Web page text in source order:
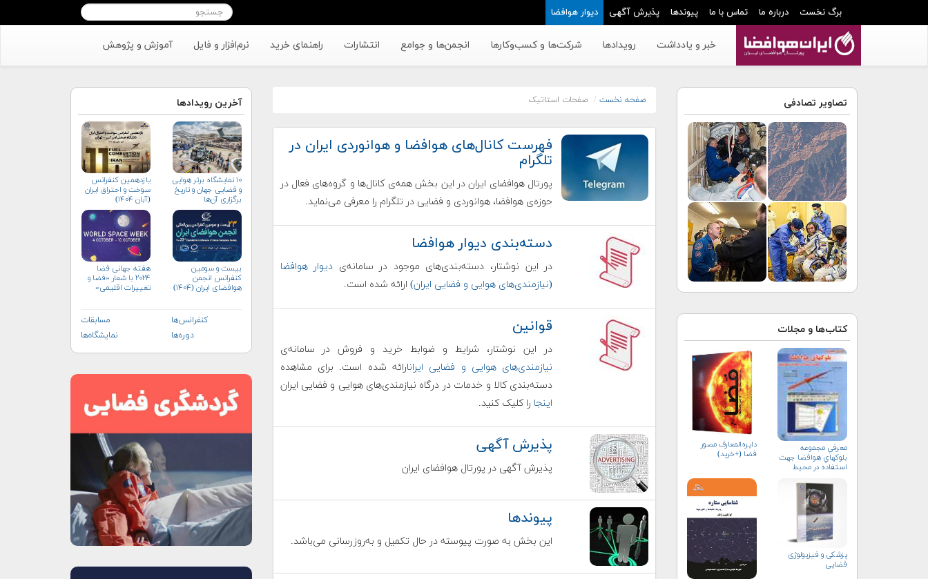
برگ نخست درباره ما تماس با ما پیوندها پذیرش آگهی دیوار هوافضا
خبر و یادداشت رویدادها شرکت‌ها و کسب‌وکار‌ها انجمن‌ها و جوامع انتشارات راهنمای خرید نرم‌افزار و فایل آموزش و پژوهش
تصاویر تصادفی
کتاب‌ها و مجلات
معرفي مجموعه
بلوك‏هاي هوافضا جهت
استفاده در محيط
دایره‌المعارف مصور
فضا (+خرید)
پزشکی و فیزیولوژی
فضایی
صفحه نخست صفحات استاتیک
فهرست کانال‌های هوافضا و هوانوردی ایران در
تلگرام
پورتال هوافضای ایران در این بخش همه‌ی کانال‌ها و گروه‌های فعال در
حوزه‌ی هوافضا، هوانوردی و فضایی در تلگرام را معرفی می‌نماید.
دسته‌بندی دیوار هوافضا
در این نوشتار، دسته‌بندی‌های موجود در سامانه‌ی دیوار هوافضا
(نیازمندی‌های هوایی و فضایی ایران)ارائه شده است.
قوانین
در این نوشتار، شرایط و ضوابط خرید و فروش در سامانه‌ی
نیازمندی‌های هوایی و فضایی ایرانارائه شده است. برای مشاهده
دسته‌بندی کالا و خدمات در درگاه نیازمندی‌های هوایی و فضایی ایران
اینجا را کلیک کنید.
پذیرش آگهی
پذیرش آگهی در پورتال هوافضای ایران
پیوندها
این بخش به صورت پیوسته در حال تکمیل و به‌روزرسانی می‌باشد.
آخرین رویدادها
۱۰ نمایشگاه برتر هوایی
و فضایی جهان و تاریخ
برگزاری آن‌ها
یازدهمین کنفرانس
سوخت و احتراق ایران
(آبان‌ ۱۴۰۴)
بیست و سومین
کنفرانس انجمن
هوافضای ايران (۱۴۰۴)
هفته جهانی فضا
۲۰۲۴ با شعار «فضا و
تغییرات اقلیمی»
کنفرانس‌ها
مسابقات
دوره‌ها
نمایشگاه‌ها